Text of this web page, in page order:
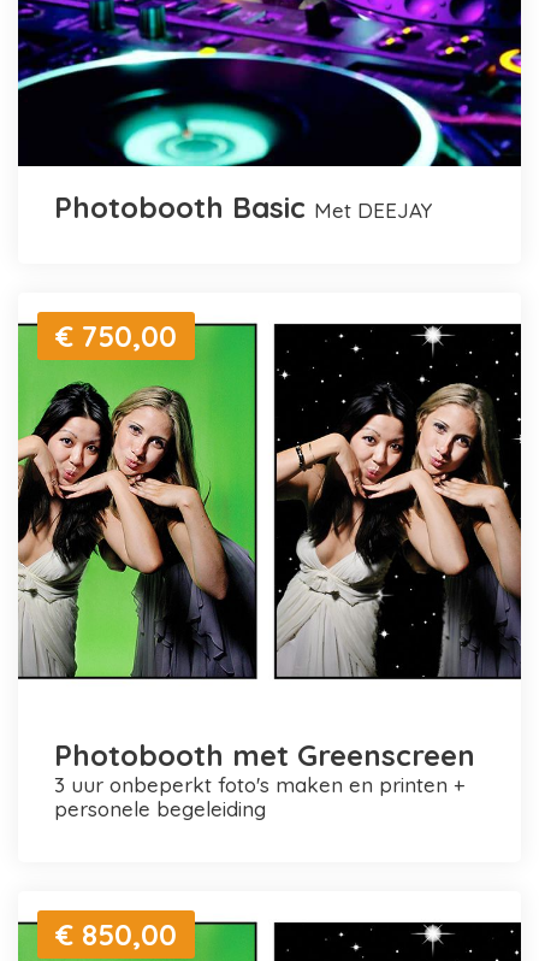
Photobooth Basic met DEEJAY
€ 750,00
Photobooth met Greenscreen
3 uur onbeperkt foto's maken en printen +
personele begeleiding
€ 850,00